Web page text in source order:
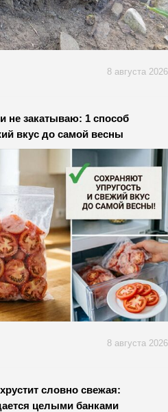
8 августа 2026
не закатываю: 1 способ
вкус до самой весны
8 августа 2026
словно свежая:
целыми банками